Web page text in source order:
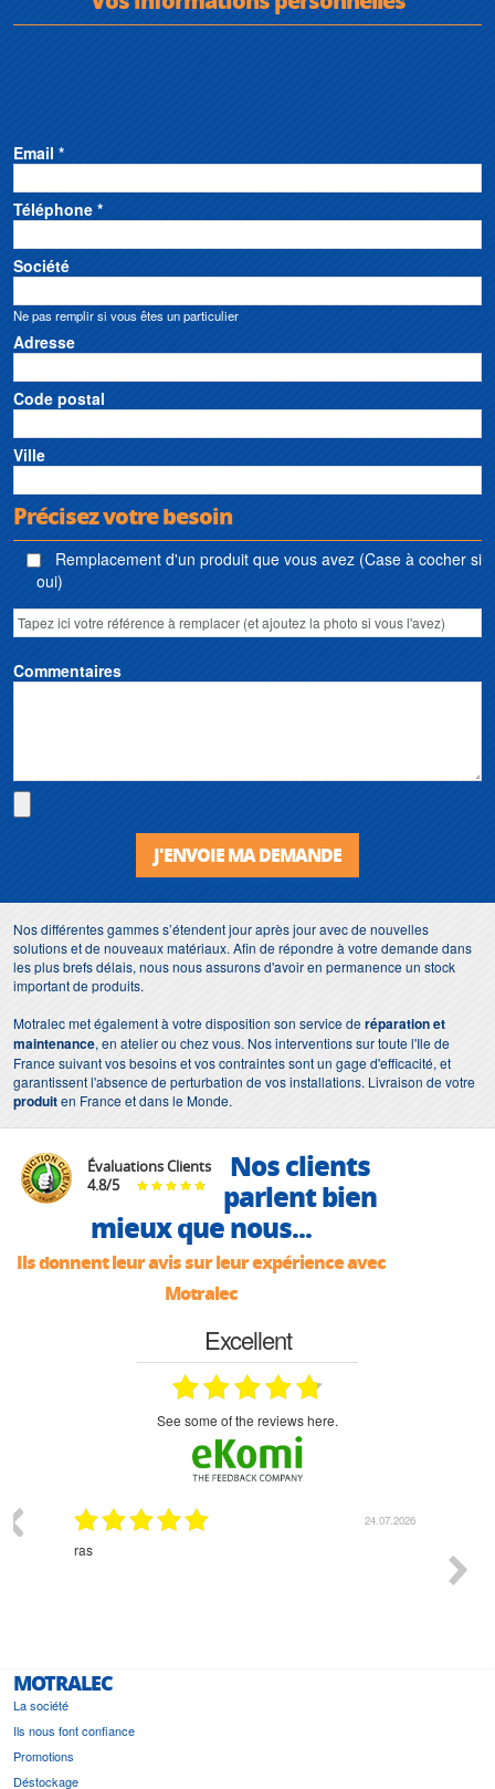
Email *
Téléphone *
Société
Ne pas remplir si vous êtes un particulier
Adresse
Code postal
Ville
Précisez votre besoin
Remplacement d'un produit que vous avez (Case à cocher si
oui)
Commentaires
J'ENVOIE MA DEMANDE
Nos différentes gammes s’étendent jour après jour avec de nouvelles
solutions et de nouveaux matériaux. Afin de répondre à votre demande dans
les plus brefs délais, nous nous assurons d'avoir en permanence un stock
important de produits.
Motralec met également à votre disposition son service deréparation et
maintenance, en atelier ou chez vous. Nos interventions sur toute l'Ile de
France suivant vos besoins et vos contraintes sont un gage d'efficacité, et
garantissent l'absence de perturbation de vos installations. Livraison de votre
produiten France et dans le Monde.
Évaluations Clients
4.8/5
Nos clients
parlent bien
mieux que nous...
Ils donnent leur avis sur leur expérience avec
Motralec
Excellent
see some of the reviews here.
24.07.2026
ras
MOTRALEC
La société
Ils nous font confiance
Promotions
Déstockage